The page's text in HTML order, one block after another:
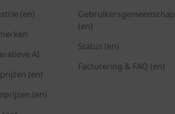
(en)
AI
(en)
(en)
Gebruikersgemeenschap
(en)
Status (en)
Facturering & FAQ (en)